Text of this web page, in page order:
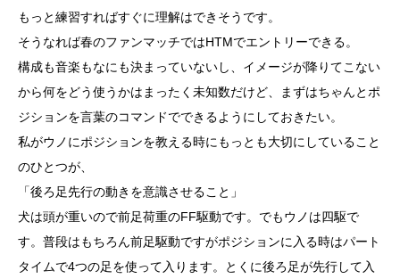
もっと練習すればすぐに理解はできそうです。
そうなれば春のファンマッチではHTMでエントリーできる。
構成も音楽もなにも決まっていないし、イメージが降りてこない
から何をどう使うかはまったく未知数だけど、まずはちゃんとポ
ジションを言葉のコマンドでできるようにしておきたい。
私がウノにポジションを教える時にもっとも大切にしていること
のひとつが、
「後ろ足先行の動きを意識させること」
犬は頭が重いので前足荷重のFF駆動です。でもウノは四駆で
す。普段はもちろん前足駆動ですがポジションに入る時はパート
タイムで4つの足を使って入ります。とくに後ろ足が先行して入